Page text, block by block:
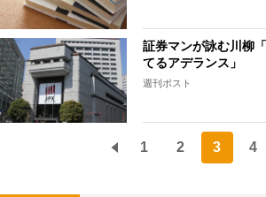
証券マンが詠む川柳
てるアデランス」
週刊ポスト
1 2 3 4